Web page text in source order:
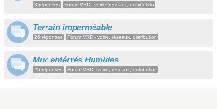
3 réponses Forum VRD - voirie, réseaux, distribution
Terrain imperméable
26 réponses Forum VRD - voirie, réseaux, distribution
Mur entérrés Humides
25 réponses Forum VRD - voirie, réseaux, distribution